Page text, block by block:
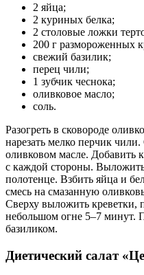
2 яйца;
2 куриных белка;
2 столовые ложки
200 г размороженных
свежий базилик;
перец чили;
1 зубчик чеснока;
оливковое масло;
соль.
Разогреть в сковороде
нарезать мелко перчик
оливковом масле. Добавить
с каждой стороны.
полотенце. Взбить яйца и
смесь на смазанную
Сверху выложить креветки,
небольшом огне 5–7 минут.
базиликом.
Диетический салат